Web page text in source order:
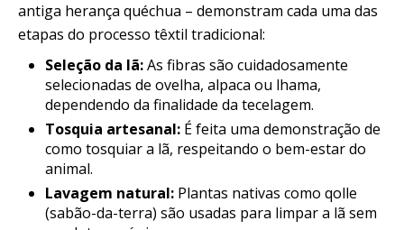
antiga herança quéchua – demonstram cada uma das
etapas do processo têxtil tradicional:
Seleção da lã:As fibras são cuidadosamente
selecionadas de ovelha, alpaca ou lhama,
dependendo da finalidade da tecelagem.
Tosquia artesanal: É feita uma demonstração de
como tosquiar a lã, respeitando o bem-estar do
animal.
Lavagem natural: Plantas nativas como qolle
(sabão-da-terra) são usadas para limpar a lã sem